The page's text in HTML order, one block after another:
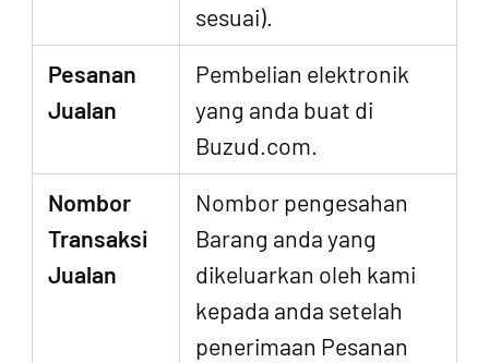
sesuai).
Pesanan
Jualan
Pembelian elektronik
yang anda buat di
Buzud.com.
Nombor
Transaksi
Jualan
Nombor pengesahan
Barang anda yang
dikeluarkan oleh kami
kepada anda setelah
penerimaan Pesanan